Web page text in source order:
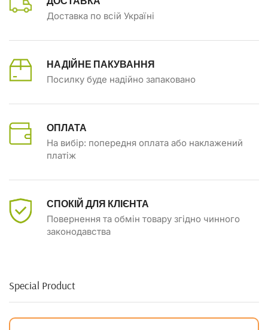
Доставка по всій Україні
НАДІЙНЕ ПАКУВАННЯ
Посилку буде надійно запаковано
ОПЛАТА
На вибір: попередня оплата або наклажений
платіж
СПОКІЙ ДЛЯ КЛІЄНТА
Повернення та обмін товару згідно чинного
законодавства
Special Product